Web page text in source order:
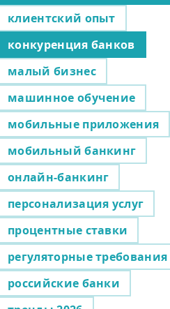
клиентский опыт
конкуренция банков
малый бизнес
машинное обучение
мобильные приложения
мобильный банкинг
онлайн-банкинг
персонализация услуг
процентные ставки
регуляторные требования
российские банки